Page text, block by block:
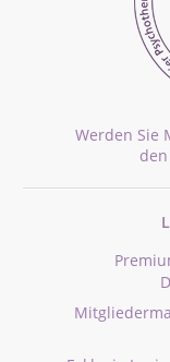
Werden Sie